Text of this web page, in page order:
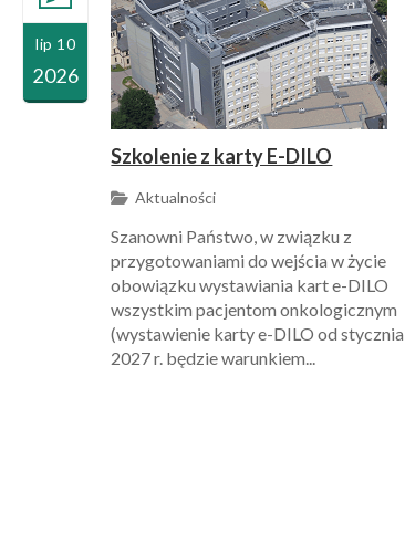
lip 10
2026
Szkolenie z karty E-DILO
Aktualności
Szanowni Państwo, w związku z
przygotowaniami do wejścia w życie
obowiązku wystawiania kart e-DILO
wszystkim pacjentom onkologicznym
(wystawienie karty e-DILO od stycznia
2027 r. będzie warunkiem...